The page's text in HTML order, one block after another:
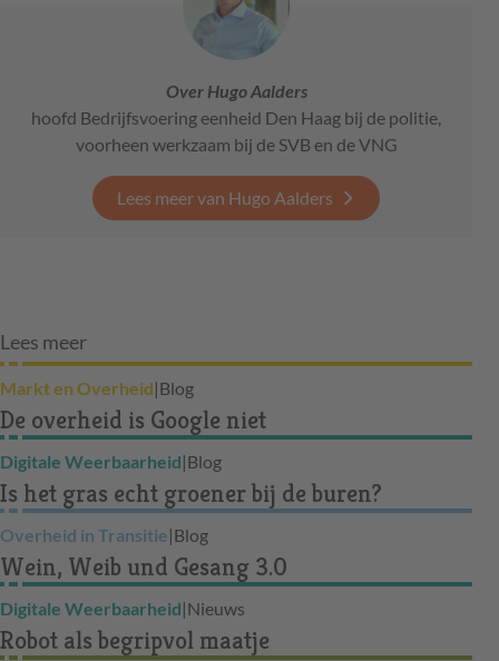
Over Hugo Aalders
hoofd Bedrijfsvoering eenheid Den Haag bij de politie,
voorheen werkzaam bij de SVB en de VNG
Lees meer van Hugo Aalders
Lees meer
Markt en Overheid|Blog
De overheid is Google niet
Digitale Weerbaarheid|Blog
Is het gras echt groener bij de buren?
Overheid in Transitie|Blog
Wein, Weib und Gesang 3.0
Digitale Weerbaarheid|Nieuws
Robot als begripvol maatje